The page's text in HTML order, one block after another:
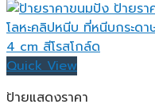
Quick View
ป้ายแสดงราคา